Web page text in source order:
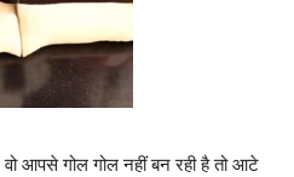
आपसे गोल गोल नहीं बन रही है तो आटे